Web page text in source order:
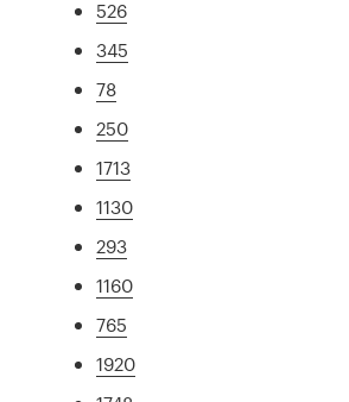
526
345
78
250
1713
1130
293
1160
765
1920